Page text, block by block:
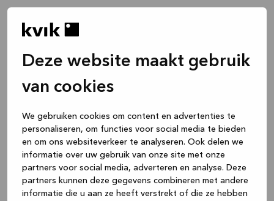
Deze website maakt gebruik
van cookies
We gebruiken cookies om content en advertenties te
personaliseren, om functies voor social media te bieden
en om ons websiteverkeer te analyseren. Ook delen we
informatie over uw gebruik van onze site met onze
partners voor social media, adverteren en analyse. Deze
partners kunnen deze gegevens combineren met andere
informatie die u aan ze heeft verstrekt of die ze hebben